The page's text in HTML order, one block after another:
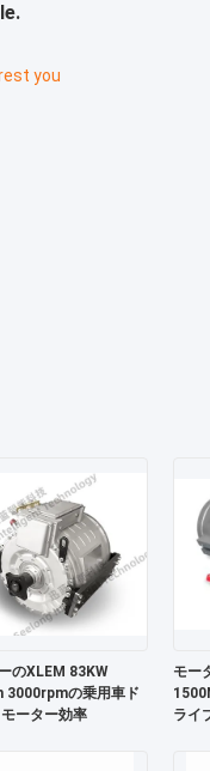
you
のXLEM 83KW
3000rpmの乗用車ド
ーター効率
モー
ライ